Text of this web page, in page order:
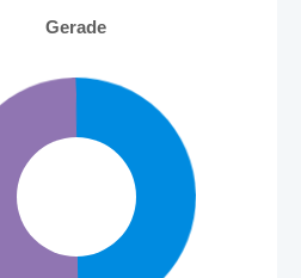
Gerade